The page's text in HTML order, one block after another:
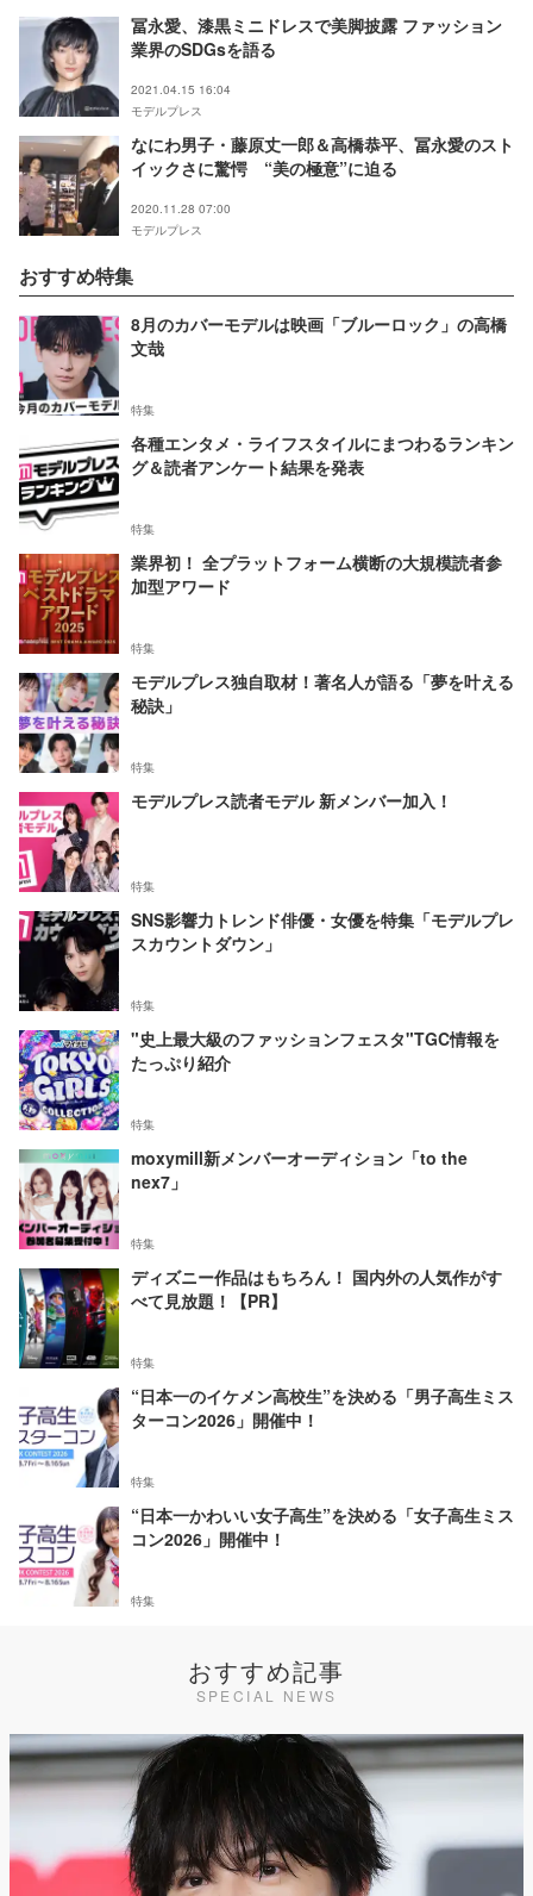
冨永愛、漆黒ミニドレスで美脚披露 ファッション
業界のSDGsを語る
2021.04.15 16:04
モデルプレス
なにわ男子・藤原丈一郎＆高橋恭平、冨永愛のスト
イックさに驚愕 “美の極意”に迫る
2020.11.28 07:00
モデルプレス
おすすめ特集
8月のカバーモデルは映画「ブルーロック」の高橋
文哉
特集
各種エンタメ・ライフスタイルにまつわるランキン
グ＆読者アンケート結果を発表
特集
業界初！ 全プラットフォーム横断の大規模読者参
加型アワード
特集
モデルプレス独自取材！著名人が語る「夢を叶える
秘訣」
特集
モデルプレス読者モデル 新メンバー加入！
特集
SNS影響力トレンド俳優・女優を特集「モデルプレ
スカウントダウン」
特集
"史上最大級のファッションフェスタ"TGC情報を
たっぷり紹介
特集
moxymill新メンバーオーディション「to the
nex7」
特集
ディズニー作品はもちろん！ 国内外の人気作がす
べて見放題！【PR】
特集
“日本一のイケメン高校生”を決める「男子高生ミス
ターコン2026」開催中！
特集
“日本一かわいい女子高生”を決める「女子高生ミス
コン2026」開催中！
特集
おすすめ記事
SPECIAL NEWS